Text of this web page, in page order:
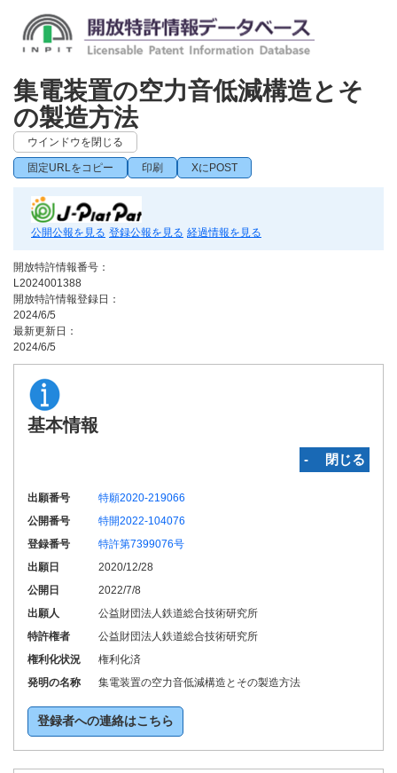
集電装置の空力音低減構造とそ
の製造方法
ウインドウを閉じる
固定URLをコピー 印刷 XにPOST
公開公報を見る 登録公報を見る 経過情報を見る
開放特許情報番号：
L2024001388
開放特許情報登録日：
2024/6/5
最新更新日：
2024/6/5
基本情報
‐ 閉じる
出願番号
特願2020-219066
公開番号
特開2022-104076
登録番号
特許第7399076号
出願日
2020/12/28
公開日
2022/7/8
出願人
公益財団法人鉄道総合技術研究所
特許権者
公益財団法人鉄道総合技術研究所
権利化状況
権利化済
発明の名称
集電装置の空力音低減構造とその製造方法
登録者への連絡はこちら